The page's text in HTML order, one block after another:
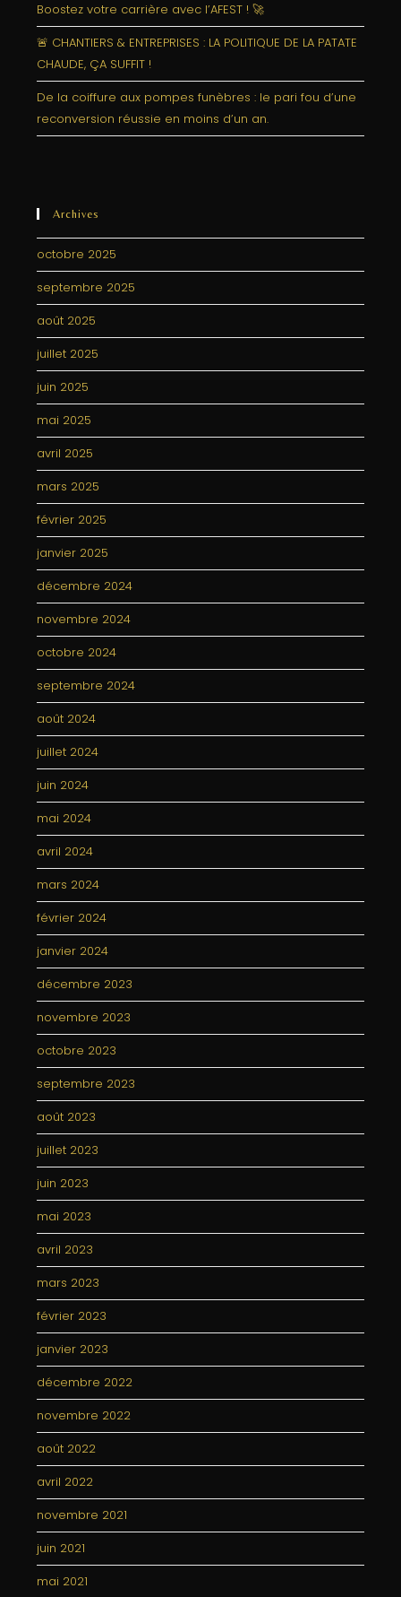
Boostez votre carrière avec l’AFEST ! 🚀
🚨 CHANTIERS & ENTREPRISES : LA POLITIQUE DE LA PATATE
CHAUDE, ÇA SUFFIT !
De la coiffure aux pompes funèbres : le pari fou d’une
reconversion réussie en moins d’un an.
Archives
octobre 2025
septembre 2025
août 2025
juillet 2025
juin 2025
mai 2025
avril 2025
mars 2025
février 2025
janvier 2025
décembre 2024
novembre 2024
octobre 2024
septembre 2024
août 2024
juillet 2024
juin 2024
mai 2024
avril 2024
mars 2024
février 2024
janvier 2024
décembre 2023
novembre 2023
octobre 2023
septembre 2023
août 2023
juillet 2023
juin 2023
mai 2023
avril 2023
mars 2023
février 2023
janvier 2023
décembre 2022
novembre 2022
août 2022
avril 2022
novembre 2021
juin 2021
mai 2021